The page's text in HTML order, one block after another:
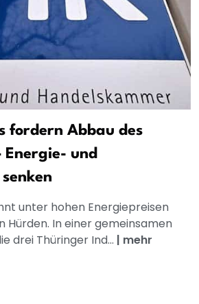
fordern Abbau des
Energie- und
unter hohen Energiepreisen
Hürden. In einer gemeinsamen
drei Thüringer Ind... | mehr